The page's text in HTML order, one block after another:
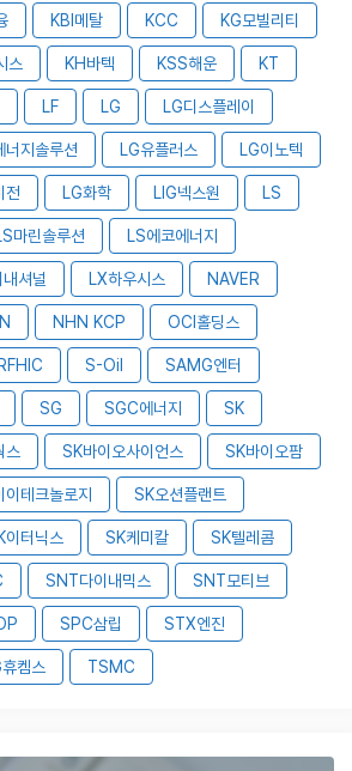
KBI메탈 KCC KG모빌리티
스 KH바텍 KSS해운 KT
LF LG LG디스플레이
너지솔루션 LG유플러스 LG이노텍
전 LG화학 LIG넥스원 LS
마린솔루션 LS에코에너지
셔널 LX하우시스 NAVER
NHN KCP OCI홀딩스
RFHIC S-Oil SAMG엔터
SG SGC에너지 SK
스 SK바이오사이언스 SK바이오팜
이테크놀로지 SK오션플랜트
이터닉스 SK케미칼 SK텔레콤
SNT다이내믹스 SNT모티브
SPC삼립 STX엔진
켐스 TSMC